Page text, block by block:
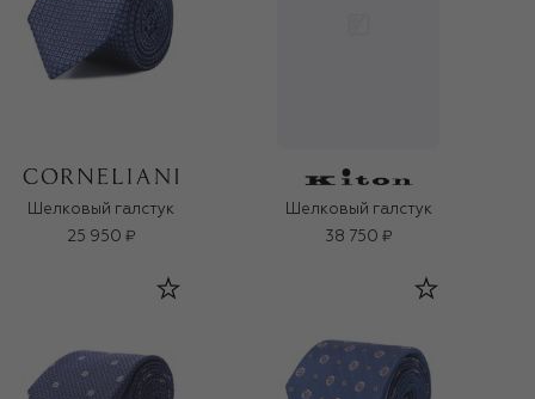
Шелковый галстук
25 950 ₽
Шелковый галстук
38 750 ₽